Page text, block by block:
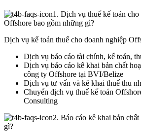
1. Dịch vụ thuế kế toán
Offshore bao gồm những gì?
Dịch vụ kế toán thuế cho doanh nghiệp
Dịch vụ báo cáo tài chính, kế toán,
Dịch vụ báo cáo kê khai bản chất
công ty Offshore tại BVI/Belize
Dịch vụ tư vấn và kê khai thuế thu
Chuyển dịch vụ thuế kế toán
Consulting
2. Báo cáo kê khai bản
gì?